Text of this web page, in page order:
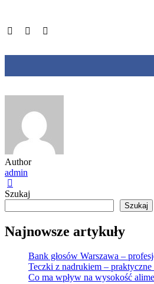
Author
admin
Szukaj
Szukaj
Najnowsze artykuły
Bank głosów Warszawa –
Teczki z nadrukiem –
Co ma wpływ na wysokość